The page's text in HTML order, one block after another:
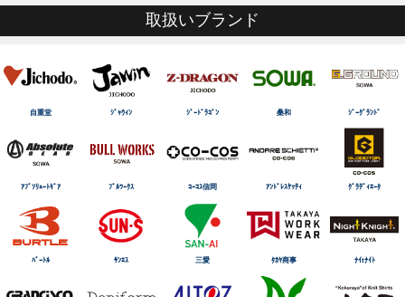
取扱いブランド
自重堂 ｼﾞｬｳｨﾝ ｼﾞｰﾄﾞﾗｺﾞﾝ 桑和 ｼﾞｰｸﾞﾗﾝﾄﾞ
ｱﾌﾞｿﾘｭｰﾄｷﾞｱ ﾌﾞﾙﾜｰｸｽ ｺｰｺｽ信岡 ｱﾝﾄﾞﾚｽｹｯﾃｨ ｸﾞﾗﾃﾞｨｴｰﾀ
ﾊﾞｰﾄﾙ ｻﾝｴｽ 三愛 ﾀｶﾔ商事 ﾅｲtﾅｲﾄ